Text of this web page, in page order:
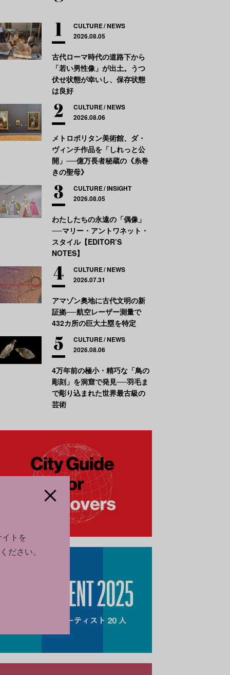
CULTURE NEWS
2026.08.05
古代ローマ時代の道路下から
「若い男性像」が出土。うつ
伏せ状態が幸いし、保存状態
は良好
CULTURE NEWS
2026.08.06
メトロポリタン美術館、ダ・
ヴィンチ作品を「しれっと公
開」──億万長者秘蔵の《糸巻
きの聖母》
CULTURE INSIGHT
2026.08.05
わたしたちの永遠の「偶像」
──マリー・アントワネット・
スタイル【EDITOR’S
NOTES】
CULTURE NEWS
2026.07.31
アマゾン奥地に古代文明の新
証拠──航空レーザー測量で
432カ所の巨大土塁を特定
CULTURE NEWS
2026.08.06
4万年前の極小・精巧な「鳥の
彫刻」を洞窟で発見──羽毛ま
で彫り込まれた世界最古級の
芸術
トを
ださい。